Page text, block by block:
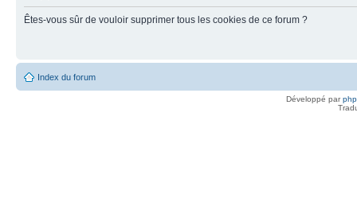
Êtes-vous sûr de vouloir supprimer tous les cookies de ce forum ?
Index du forum
Développé par